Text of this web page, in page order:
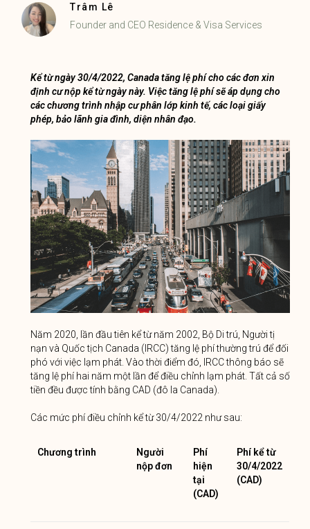
Trâm Lê
Founder and CEO Residence & Visa Services
Kể từ ngày 30/4/2022, Canada tăng lệ phí cho các đơn xin
định cư nộp kể từ ngày này. Việc tăng lệ phí sẽ áp dụng cho
các chương trình nhập cư phân lớp kinh tế, các loại giấy
phép, bảo lãnh gia đình, diện nhân đạo.
Năm 2020, lần đầu tiên kể từ năm 2002, Bộ Di trú, Người tị
nạn và Quốc tịch Canada (IRCC) tăng lệ phí thường trú để đối
phó với việc lạm phát. Vào thời điểm đó, IRCC thông báo sẽ
tăng lệ phí hai năm một lần để điều chỉnh lạm phát. Tất cả số
tiền đều được tính bằng CAD (đô la Canada).
Các mức phí điều chỉnh kể từ 30/4/2022 như sau:
Chương trình
Người
nộp đơn
Phí
hiện
tại
(CAD)
Phí kể từ
30/4/2022
(CAD)